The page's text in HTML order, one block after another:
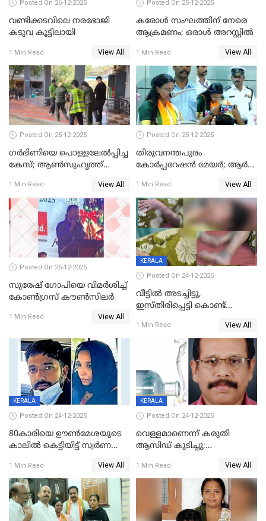
Posted On 26-12-2025
വണ്ടിക്കടവിലെ നരഭോജി
കടുവ കൂട്ടിലായി
1 Min Read View All
Posted On 25-12-2025
കരോള്‍ സംഘത്തിന് നേരെ
ആക്രമണം; ഒരാള്‍ അറസ്റ്റില്‍
1 Min Read View All
Posted On 25-12-2025
ഗര്‍ഭിണിയെ പൊള്ളലേല്‍പ്പിച്ച
കേസ്; ആണ്‍സുഹൃത്ത്
1 Min Read View All
Posted On 25-12-2025
തിരുവനന്തപുരം
കോര്‍പ്പറേഷന്‍ മേയർ; ആര്‍
1 Min Read View All
Posted On 25-12-2025
സുരേഷ് ഗോപിയെ വിമര്‍ശിച്ച്
കോണ്‍ഗ്രസ് കൗണ്‍സിലര്‍
1 Min Read View All
KERALA
Posted On 24-12-2025
വീട്ടിൽ അടച്ചിട്ടു,
ഇസ്തിരിപ്പെട്ടി കൊണ്ട്
ഗർഭിണിയായ യുവതിക്ക് ക്രൂര
1 Min Read View All
KERALA
Posted On 24-12-2025
80കാരിയെ ഊൺമേശയുടെ
കാലിൽ കെട്ടിയിട്ട് സ്വർണവും
കൊച്ചുമകനും സുഹൃത്തും
അറസ്റ്റിൽ
1 Min Read View All
KERALA
Posted On 24-12-2025
വെള്ളമാണെന്ന് കരുതി
ആസിഡ് കുടിച്ചു;
മരിച്ചു
1 Min Read View All